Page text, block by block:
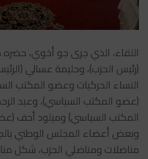
اللقاء، الذي جرى جو أخوي،
(رئيس الحزب)، وحليمة عسالي
النساء الحركيات وعضو المكتب
(عضو المكتب السياسي)، وعبد
المكتب السياسي) وميلود أحف
وبعض أعضاء المجلس الوطني
مناضلات ومناضلي الحزب، شكل